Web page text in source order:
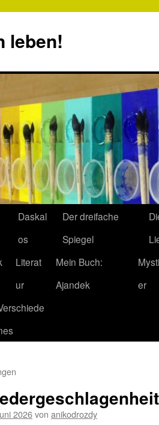
leben!
Daskal
os
Der dreifache
Spiegel
Literat
ur
Mein Buch:
Ajandek
er
2026von anikodrozdy